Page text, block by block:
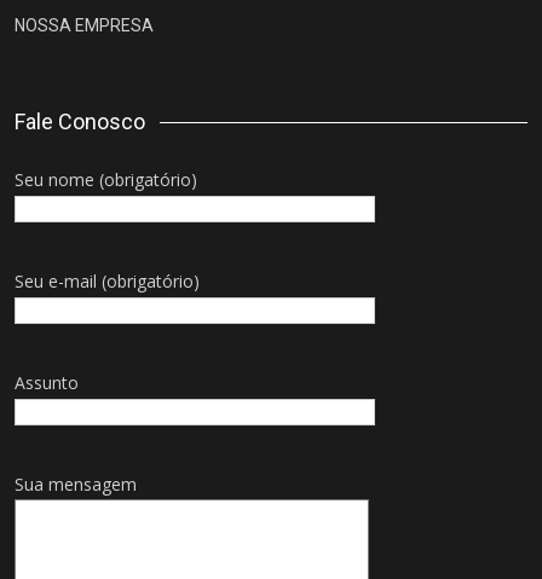
NOSSA EMPRESA
Fale Conosco
Seu nome (obrigatório)
Seu e-mail (obrigatório)
Assunto
Sua mensagem